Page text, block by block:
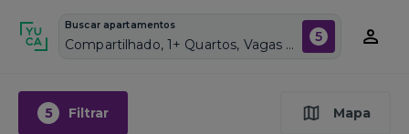
Buscar apartamentos
Compartilhado, 1+ Quartos, Vagas de garagem: Sim, Semi mobiliado, Piscina 5
5 Filtrar Mapa